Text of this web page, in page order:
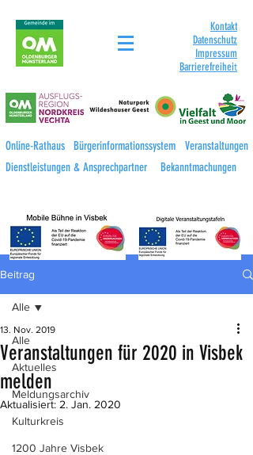
Kontakt
Datenschutz
Impressum
Barrierefreiheit
Online-Rathaus Bürgerinformationssystem
Veranstaltungen
Dienstleistungen & Ansprechpartner
Bekanntmachungen
Beitrag
Alle
Aktuelles
Meldungsarchiv
Kulturkreis
1200 Jahre Visbek
Alle
Veranstaltungen für 2020 in Visbek
melden
13. Nov. 2019
Aktualisiert: 2. Jan. 2020